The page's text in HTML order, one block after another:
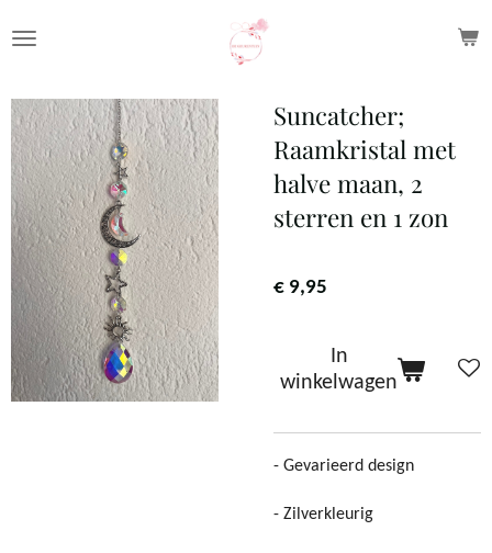
de
hoofdinhoud
Suncatcher;
Raamkristal met
halve maan, 2
sterren en 1 zon
€ 9,95
In
winkelwagen
- Gevarieerd design
- Zilverkleurig